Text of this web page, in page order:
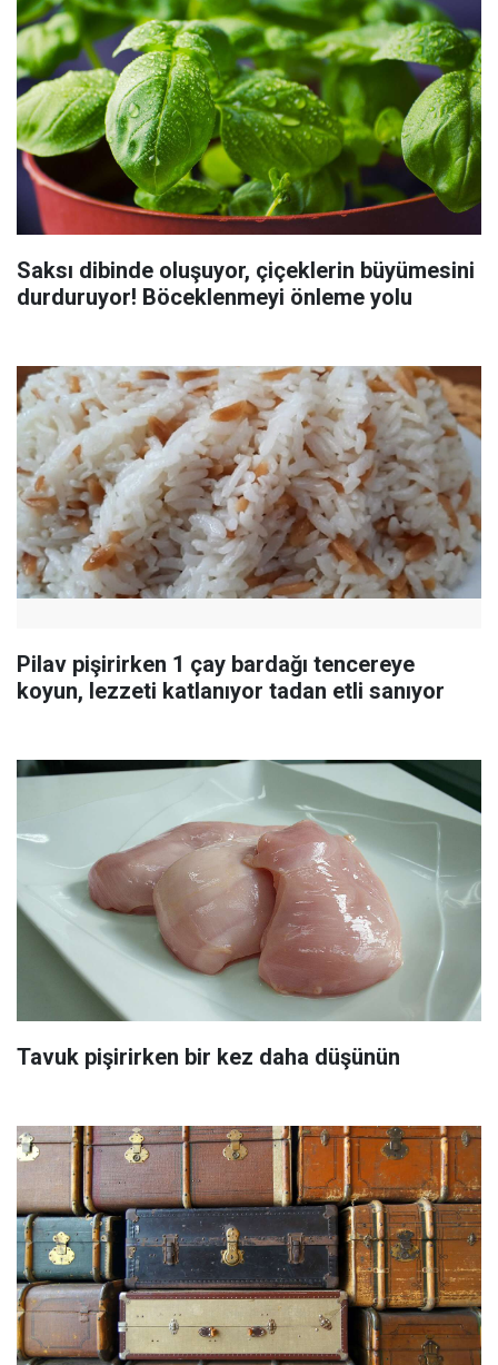
Saksı dibinde oluşuyor, çiçeklerin büyümesini
durduruyor! Böceklenmeyi önleme yolu
Pilav pişirirken 1 çay bardağı tencereye
koyun, lezzeti katlanıyor tadan etli sanıyor
Tavuk pişirirken bir kez daha düşünün